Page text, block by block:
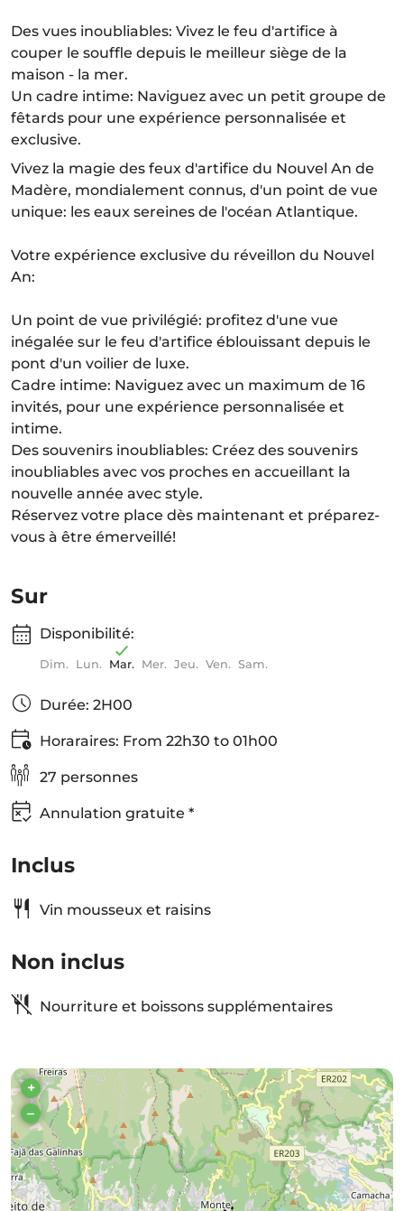
Des vues inoubliables: Vivez le feu d'artifice à
couper le souffle depuis le meilleur siège de la
maison - la mer.
Un cadre intime: Naviguez avec un petit groupe de
fêtards pour une expérience personnalisée et
exclusive.
Vivez la magie des feux d'artifice du Nouvel An de
Madère, mondialement connus, d'un point de vue
unique: les eaux sereines de l'océan Atlantique.
Votre expérience exclusive du réveillon du Nouvel
An:
Un point de vue privilégié: profitez d'une vue
inégalée sur le feu d'artifice éblouissant depuis le
pont d'un voilier de luxe.
Cadre intime: Naviguez avec un maximum de 16
invités, pour une expérience personnalisée et
intime.
Des souvenirs inoubliables: Créez des souvenirs
inoubliables avec vos proches en accueillant la
nouvelle année avec style.
Réservez votre place dès maintenant et préparez-
vous à être émerveillé!
Sur
Disponibilité:
Dim. Lun. Mar. Mer. Jeu. Ven. Sam.
Durée: 2H00
Horaraires: From 22h30 to 01h00
27 personnes
Annulation gratuite *
Inclus
Vin mousseux et raisins
Non inclus
Nourriture et boissons supplémentaires
+
–